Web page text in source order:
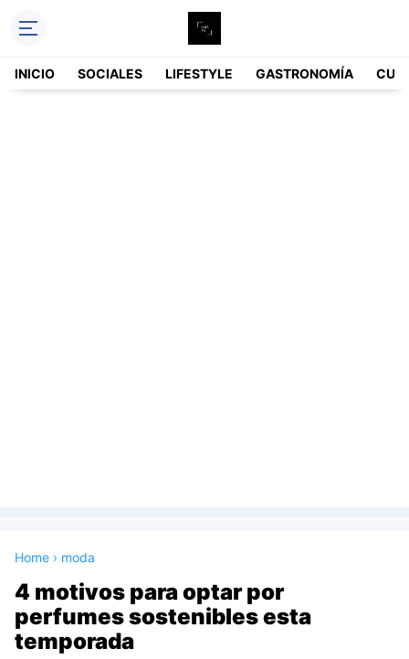
INICIO SOCIALES LIFESTYLE GASTRONOMÍA
Home › moda
4 motivos para optar por
perfumes sostenibles esta
temporada